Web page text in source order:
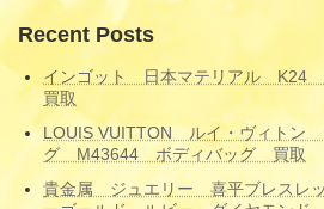
Recent Posts
インゴット 日本マテリアル
買取
LOUIS VUITTON ルイ・ヴィトン
グ M43644 ボディバッグ 買取
貴金属 ジュエリー 喜平ブレスレ